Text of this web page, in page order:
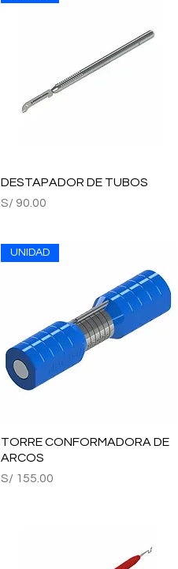
Vista rápida
DESTAPADOR DE TUBOS
Precio
S/ 90.00
Vista rápida
UNIDAD
TORRE CONFORMADORA DE
ARCOS
Precio
S/ 155.00